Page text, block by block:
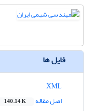
فایل ها
اصل مقاله
140.14 K